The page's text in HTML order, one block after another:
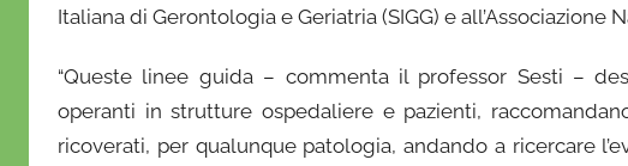
Italiana di Gerontologia e Geriatria (SIGG) e all’Associazione
“Queste linee guida – commenta il professor Sesti –
operanti in strutture ospedaliere e pazienti,
ricoverati, per qualunque patologia, andando a ricercare